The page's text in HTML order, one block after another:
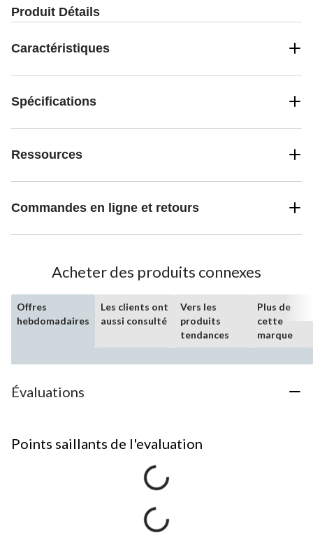
Produit Détails
Caractéristiques
Spécifications
Ressources
Commandes en ligne et retours
Acheter des produits connexes
Offres
hebdomadaires
Les clients ont
aussi consulté
Vers les
produits
tendances
Plus de
cette
marque
Évaluations
Points saillants de l'evaluation